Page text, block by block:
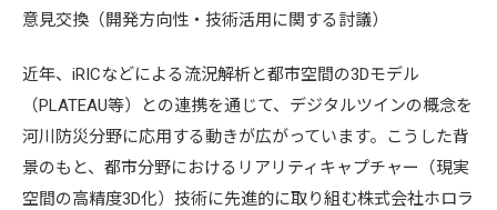
意見交換（開発方向性・技術活用に関する討議）
近年、iRICなどによる流況解析と都市空間の3Dモデル
（PLATEAU等）との連携を通じて、デジタルツインの概念を
河川防災分野に応用する動きが広がっています。こうした背
景のもと、都市分野におけるリアリティキャプチャー（現実
空間の高精度3D化）技術に先進的に取り組む株式会社ホロラ